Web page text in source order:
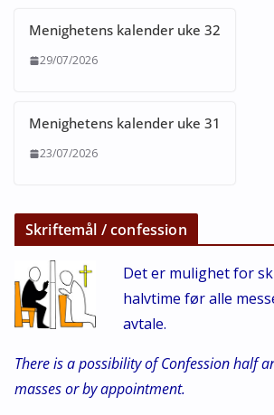
Menighetens kalender uke 32
29/07/2026
Menighetens kalender uke 31
23/07/2026
Skriftemål / confession
Det er mulighet for
halvtime før alle
avtale.
There is a possibility of Confession half
masses or by appointment.